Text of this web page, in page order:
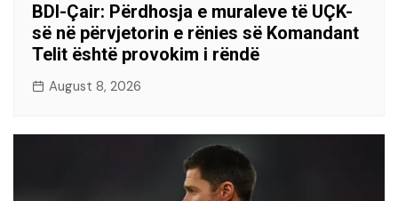
BDI-Çair: Përdhosja e muraleve të UÇK-
së në përvjetorin e rënies së Komandant
Telit është provokim i rëndë
August 8, 2026